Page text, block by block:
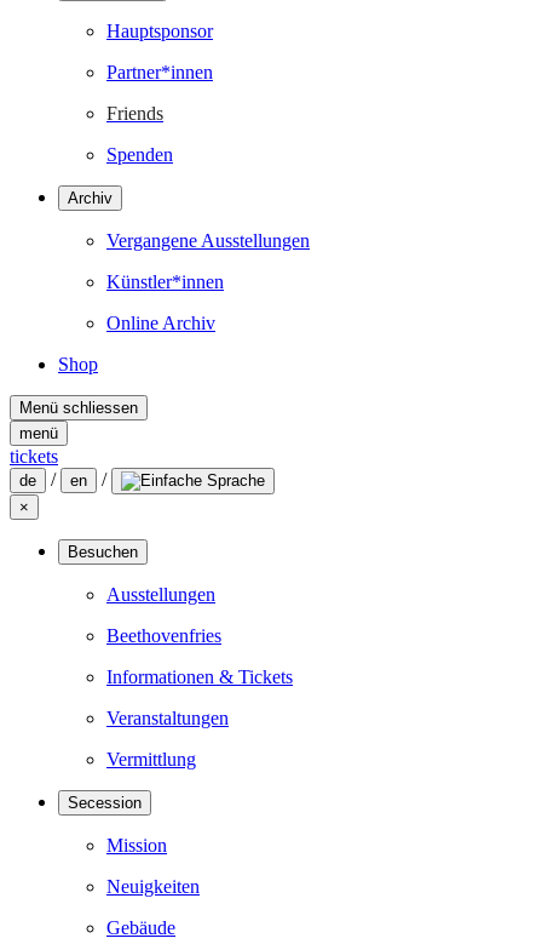
Hauptsponsor
Partner*innen
Friends
Spenden
Archiv
Vergangene Ausstellungen
Künstler*innen
Online Archiv
Shop
Menü schliessen
menü
tickets
de / en /
×
Besuchen
Ausstellungen
Beethovenfries
Informationen & Tickets
Veranstaltungen
Vermittlung
Secession
Mission
Neuigkeiten
Gebäude